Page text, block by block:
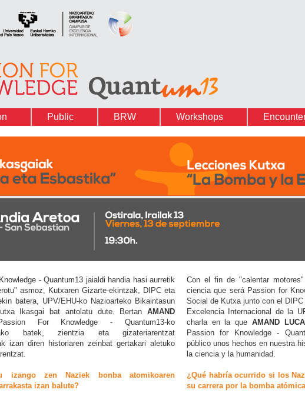
Public BRW Workshops
- Quantum13 jaialdi handia hasi aurretik
asmoz, Kutxaren Gizarte-ekintzak, DIPC eta
batera, UPV/EHU-ko Nazioarteko Bikaintasun
Ikasgai bat antolatu dute. Bertan AMAND
For Knowledge - Quantum13-ko
batek, zientzia eta gizateriarentzat
izan diren historiaren zeinbat gertakari aletuko
izango zen Naziek bonba atomikoaren
izan balute?
Con el fin de "calentar
ciencia que será Passion for
Social de Kutxa junto con el
Excelencia Internacional de la
charla en la que AMAND
Passion for Knowledge -
público unos hechos en nuestra
la ciencia y la humanidad.
¿Qué habría ocurrido si los
su carrera por la bomba